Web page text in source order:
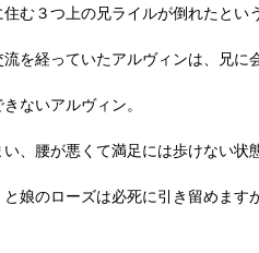
む３つ上の兄ライルが倒れたとい
を経っていたアルヴィンは、兄に
ないアルヴィン。
、腰が悪くて満足には歩けない状
と娘のローズは必死に引き留めま